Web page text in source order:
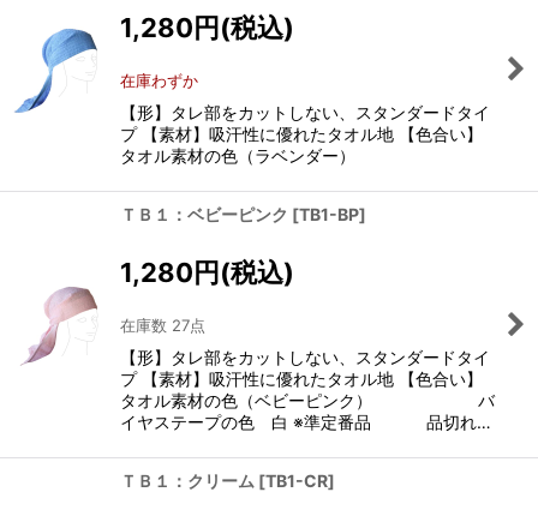
1,280円(税込)
在庫わずか
【形】タレ部をカットしない、スタンダードタイ
プ 【素材】吸汗性に優れたタオル地 【色合い】
タオル素材の色（ラベンダー）
ＴＢ１：ベビーピンク [TB1-BP]
1,280円(税込)
在庫数 27点
【形】タレ部をカットしない、スタンダードタイ
プ 【素材】吸汗性に優れたタオル地 【色合い】
タオル素材の色（ベビーピンク） バ
イヤステープの色 白 ※準定番品 品切れ…
ＴＢ１：クリーム [TB1-CR]